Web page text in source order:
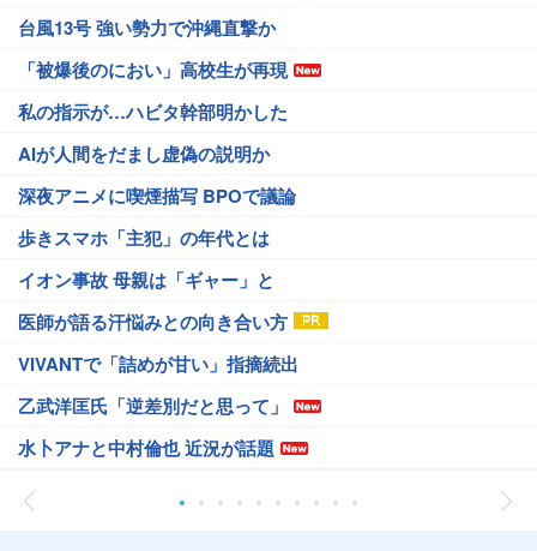
台風13号 強い勢力で沖縄直撃か
「被爆後のにおい」高校生が再現
私の指示が…ハビタ幹部明かした
AIが人間をだまし虚偽の説明か
深夜アニメに喫煙描写 BPOで議論
歩きスマホ「主犯」の年代とは
イオン事故 母親は「ギャー」と
医師が語る汗悩みとの向き合い方
VIVANTで「詰めが甘い」指摘続出
乙武洋匡氏「逆差別だと思って」
水卜アナと中村倫也 近況が話題